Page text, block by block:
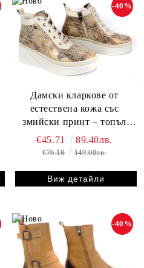
Дамски кларкове от
естествена кожа със
змийски принт – топъл
хастар и удобна платформа
- модел Perle Noire Perle
-40%
€45.71 89.40лв.
€76.18 149.00лв.
Виж детайли
-40%